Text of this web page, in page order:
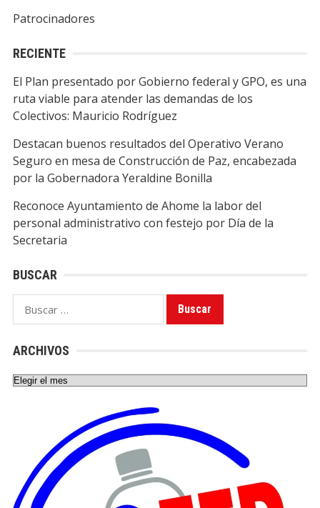
Patrocinadores
RECIENTE
El Plan presentado por Gobierno federal y GPO, es una
ruta viable para atender las demandas de los
Colectivos: Mauricio Rodríguez
Destacan buenos resultados del Operativo Verano
Seguro en mesa de Construcción de Paz, encabezada
por la Gobernadora Yeraldine Bonilla
Reconoce Ayuntamiento de Ahome la labor del
personal administrativo con festejo por Día de la
Secretaria
BUSCAR
Buscar:
ARCHIVOS
Archivos